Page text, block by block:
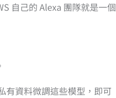
自己的 Alexa 團隊就是一個
有資料微調這些模型，即可